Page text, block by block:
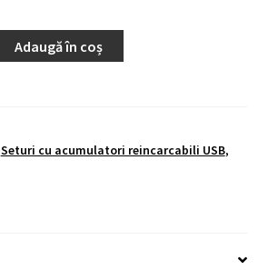
Adaugă în coș
Seturi cu acumulatori reincarcabili USB,